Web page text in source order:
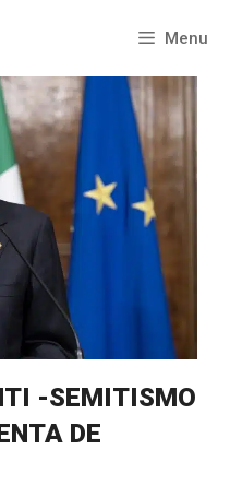
Menu
-SEMITISMO
DE